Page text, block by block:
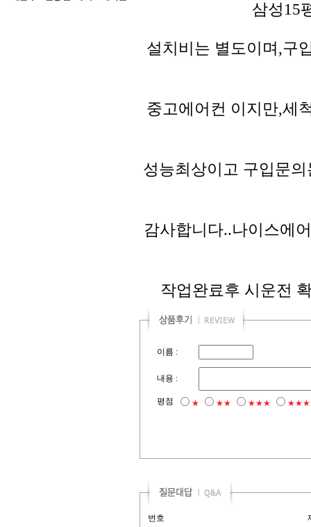
삼성15
설치비는 별도이며,구
중고에어컨 이지만,세
성능최상이고 구입문의
감사합니다..나이스에
작업완료후 시운전
이름 :
내용 :
평점 ★ ★★ ★★★
번호